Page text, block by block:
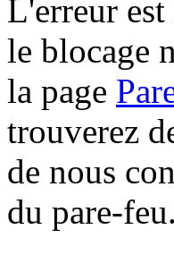
L'erreur
le blocage
la page
trouverez
de nous
du pare-feu.